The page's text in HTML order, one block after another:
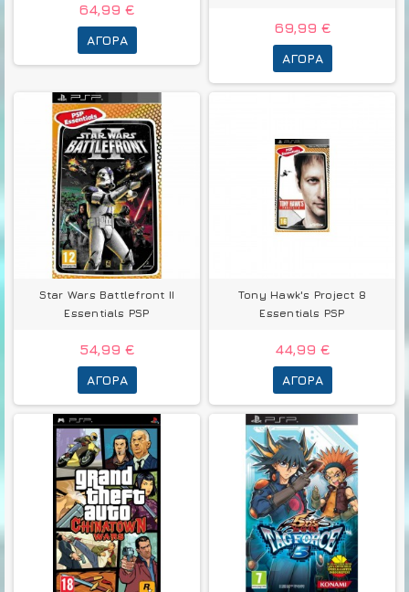
64,99 €
ΑΓΟΡΆ
69,99 €
ΑΓΟΡΆ
Star Wars Battlefront II
Essentials PSP
54,99 €
ΑΓΟΡΆ
Tony Hawk's Project 8
Essentials PSP
44,99 €
ΑΓΟΡΆ